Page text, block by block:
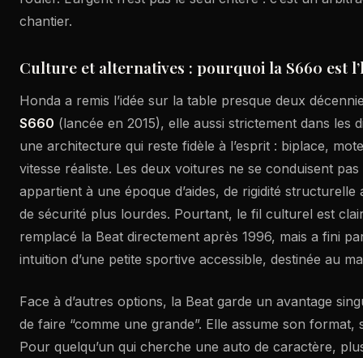
chantier.
Culture et alternatives : pourquoi la S660 est
Honda a remis l’idée sur la table presque deux
S660 (lancée en 2015), elle aussi strictement dans les
une architecture qui reste fidèle à l’esprit : biplace,
vitesse réaliste. Les deux voitures ne se conduisent
appartient à une époque d’aides, de rigidité
de sécurité plus lourdes. Pourtant, le fil culturel est
remplacé la Beat directement après 1996, mais a fini
intuition d’une petite sportive accessible, destinée au
Face à d’autres options, la Beat garde un avantage
de faire “comme une grande”. Elle assume son format,
Pour quelqu’un qui cherche une auto de caractère,